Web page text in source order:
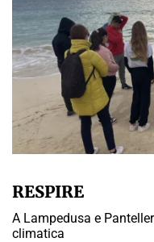
RESPIRE
A Lampedusa e
climatica